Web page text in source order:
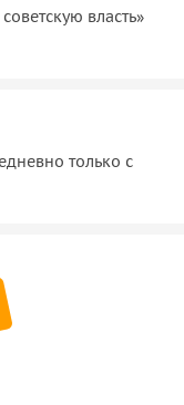
При желанию
билеты
власть»
только с